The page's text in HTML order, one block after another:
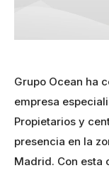
Grupo Ocean ha
empresa
Propietarios y
presencia en la
Madrid. Con esta